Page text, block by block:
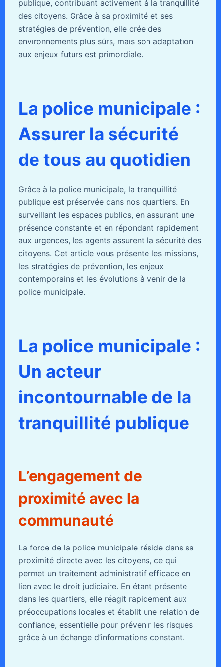
publique, contribuant activement à la tranquillité
des citoyens. Grâce à sa proximité et ses
stratégies de prévention, elle crée des
environnements plus sûrs, mais son adaptation
aux enjeux futurs est primordiale.
La police municipale :
Assurer la sécurité
de tous au quotidien
Grâce à la police municipale, la tranquillité
publique est préservée dans nos quartiers. En
surveillant les espaces publics, en assurant une
présence constante et en répondant rapidement
aux urgences, les agents assurent la sécurité des
citoyens. Cet article vous présente les missions,
les stratégies de prévention, les enjeux
contemporains et les évolutions à venir de la
police municipale.
La police municipale :
Un acteur
incontournable de la
tranquillité publique
L’engagement de
proximité avec la
communauté
La force de la police municipale réside dans sa
proximité directe avec les citoyens, ce qui
permet un traitement administratif efficace en
lien avec le droit judiciaire. En étant présente
dans les quartiers, elle réagit rapidement aux
préoccupations locales et établit une relation de
confiance, essentielle pour prévenir les risques
grâce à un échange d’informations constant.